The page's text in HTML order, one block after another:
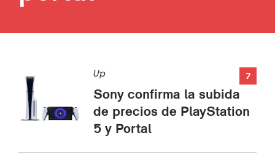
7
Up
Sony confirma la subida
de precios de PlayStation
5 y Portal